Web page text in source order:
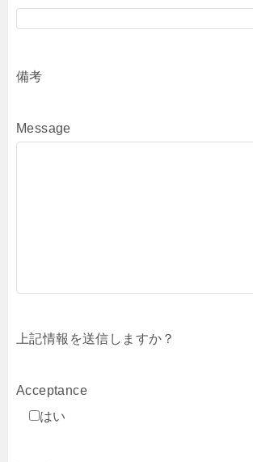
備考
Message
上記情報を送信しますか？
Acceptance
はい